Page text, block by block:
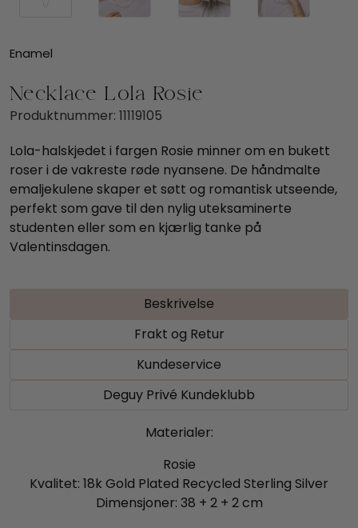
Enamel
Produktnummer: 11119105
Lola-halskjedet i fargen Rosie minner om en bukett
roser i de vakreste røde nyansene. De håndmalte
emaljekulene skaper et søtt og romantisk utseende,
perfekt som gave til den nylig uteksaminerte
studenten eller som en kjærlig tanke på
Valentinsdagen.
Beskrivelse
Frakt og Retur
Kundeservice
Deguy Privé Kundeklubb
Materialer:
Rosie
Kvalitet: 18k Gold Plated Recycled Sterling Silver
Dimensjoner: 38 + 2 + 2 cm